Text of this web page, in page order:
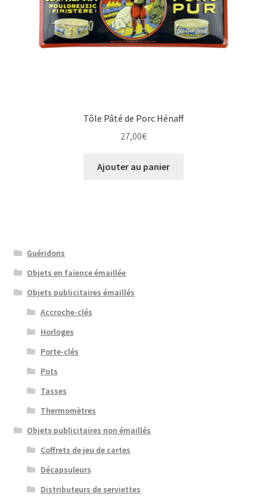
Tôle Pâté de Porc Hénaff
27,00€
Ajouter au panier
Guéridons
Objets en faïence émaillée
Objets publicitaires émaillés
Accroche-clés
Horloges
Porte-clés
Pots
Tasses
Thermomètres
Objets publicitaires non émaillés
Coffrets de jeu de cartes
Décapsuleurs
Distributeurs de serviettes